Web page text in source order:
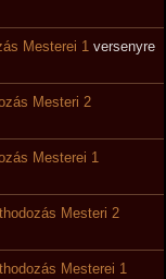
Mesterei 1 versenyre
Mesteri 2
Mesterei 1
Mesteri 2
Mesterei 1